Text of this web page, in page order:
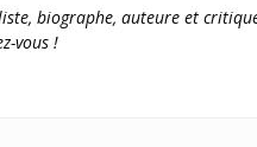
biographe, auteure et
vous !